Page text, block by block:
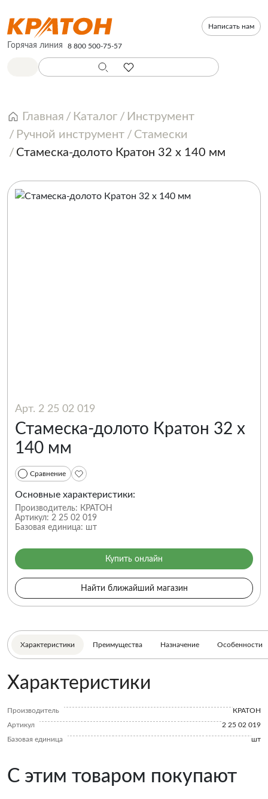
Написать нам
Горячая линия 8 800 500-75-57
Главная Каталог
Инструмент
Ручной инструмент
Стамески
Стамеска-долото Кратон 32 х 140 мм
Арт. 2 25 02 019
Стамеска-долото Кратон 32 х
140 мм
Сравнение
Основные характеристики:
Производитель: КРАТОН
Артикул: 2 25 02 019
Базовая единица: шт
Купить онлайн
Найти ближайший магазин
Характеристики Преимущества Назначение Особенности
Характеристики
Производитель
КРАТОН
Артикул
2 25 02 019
Базовая единица
шт
С этим товаром покупают